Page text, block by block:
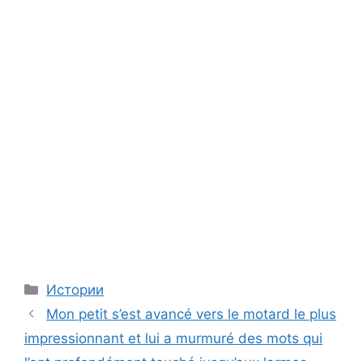
Categories
Истории
Mon petit s’est avancé vers le motard le plus
impressionnant et lui a murmuré des mots qui